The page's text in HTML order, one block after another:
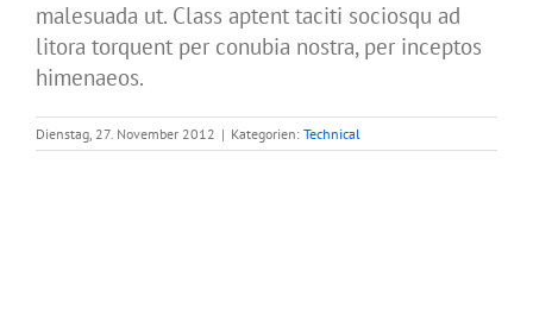
malesuada ut. Class aptent taciti sociosqu ad
litora torquent per conubia nostra, per inceptos
himenaeos.
Dienstag, 27. November 2012 | Kategorien: Technical